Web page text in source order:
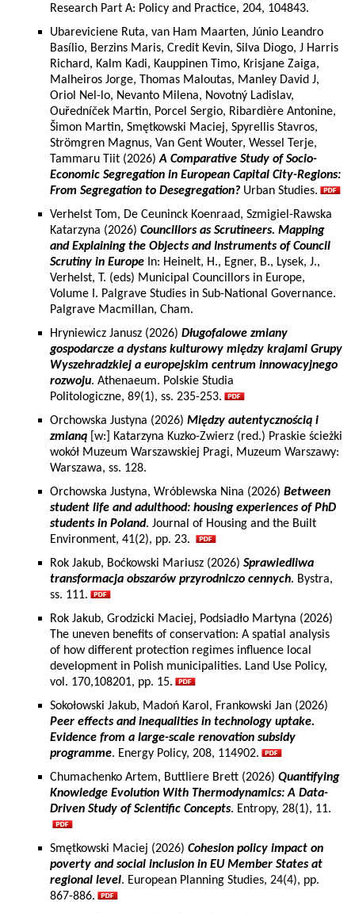
Research Part A: Policy and Practice, 204, 104843.
Ubareviciene Ruta, van Ham Maarten, Júnio Leandro
Basílio, Berzins Maris, Credit Kevin, Silva Diogo, J Harris
Richard, Kalm Kadi, Kauppinen Timo, Krisjane Zaiga,
Malheiros Jorge, Thomas Maloutas, Manley David J,
Oriol Nel-lo, Nevanto Milena, Novotný Ladislav,
Ouředníček Martin, Porcel Sergio, Ribardière Antonine,
Šimon Martin, Smętkowski Maciej, Spyrellis Stavros,
Strömgren Magnus, Van Gent Wouter, Wessel Terje,
Tammaru Tiit (2026)A Comparative Study of Socio-
Economic Segregation in European Capital City-Regions:
From Segregation to Desegregation? Urban Studies.
Verhelst Tom, De Ceuninck Koenraad, Szmigiel-Rawska
Katarzyna (2026) Councillors as Scrutineers. Mapping
and Explaining the Objects and Instruments of Council
Scrutiny in Europe In: Heinelt, H., Egner, B., Lysek, J.,
Verhelst, T. (eds) Municipal Councillors in Europe,
Volume I. Palgrave Studies in Sub-National Governance.
Palgrave Macmillan, Cham.
Hryniewicz Janusz (2026) Długofalowe zmiany
gospodarcze a dystans kulturowy między krajami Grupy
Wyszehradzkiej a europejskim centrum innowacyjnego
rozwoju. Athenaeum. Polskie Studia
Politologiczne, 89(1), ss. 235-253.
Orchowska Justyna (2026) Między autentycznością i
zmianą [w:] Katarzyna Kuzko-Zwierz (red.) Praskie ścieżki
wokół Muzeum Warszawskiej Pragi, Muzeum Warszawy:
Warszawa, ss. 128.
Orchowska Justyna, Wróblewska Nina (2026) Between
student life and adulthood: housing experiences of PhD
students in Poland. Journal of Housing and the Built
Environment, 41(2), pp. 23.
Rok Jakub, Boćkowski Mariusz (2026) Sprawiedliwa
transformacja obszarów przyrodniczo cennych. Bystra,
ss. 111.
Rok Jakub, Grodzicki Maciej, Podsiadło Martyna (2026)
The uneven benefits of conservation: A spatial analysis
of how different protection regimes influence local
development in Polish municipalities. Land Use Policy,
vol. 170,108201, pp. 15.
Sokołowski Jakub, Madoń Karol, Frankowski Jan (2026)
Peer effects and inequalities in technology uptake.
Evidence from a large-scale renovation subsidy
programme. Energy Policy, 208, 114902.
Chumachenko Artem, Buttliere Brett (2026) Quantifying
Knowledge Evolution With Thermodynamics: A Data-
Driven Study of Scientific Concepts. Entropy, 28(1), 11.
Smętkowski Maciej (2026) Cohesion policy impact on
poverty and social inclusion in EU Member States at
regional level. European Planning Studies, 24(4), pp.
867-886.